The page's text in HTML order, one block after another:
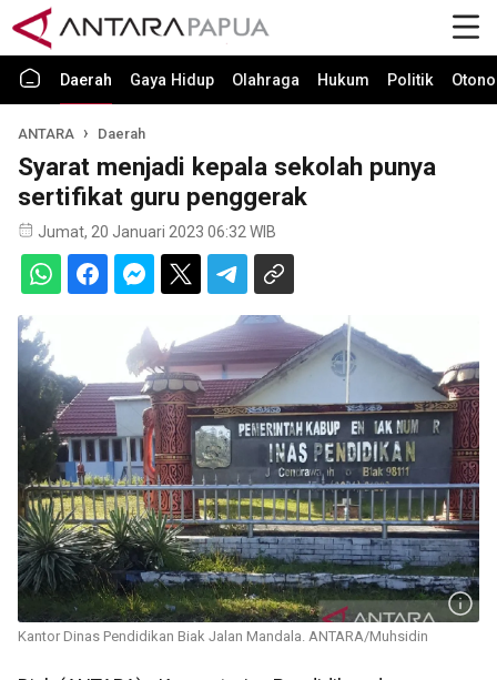
Daerah Gaya Hidup Olahraga Hukum Politik
ANTARA Daerah
Syarat menjadi kepala sekolah punya
sertifikat guru penggerak
Jumat, 20 Januari 2023 06:32 WIB
Kantor Dinas Pendidikan Biak Jalan Mandala. ANTARA/Muhsidin